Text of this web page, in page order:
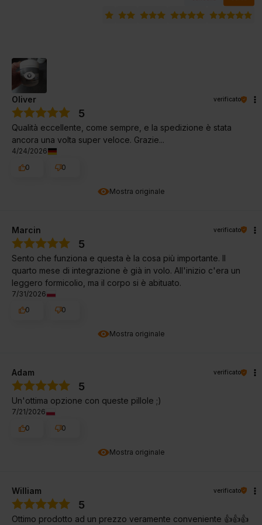
Mostra originale
Oliver verificato
5
Qualità eccellente, come sempre, e la spedizione è stata
ancora una volta super veloce. Grazie...
4/24/2026
0
0
Mostra originale
Marcin verificato
5
Sento che funziona e questa è la cosa più importante. Il
quarto mese di integrazione è già in volo. All'inizio c'era un
leggero formicolio, ma il corpo si è abituato.
7/31/2026
0
0
Mostra originale
Adam verificato
5
Un'ottima opzione con queste pillole ;)
7/21/2026
0
0
William verificato
5
Ottimo prodotto ad un prezzo veramente conveniente 👍👍👍